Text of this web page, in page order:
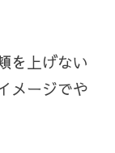
を上げない
メージでや